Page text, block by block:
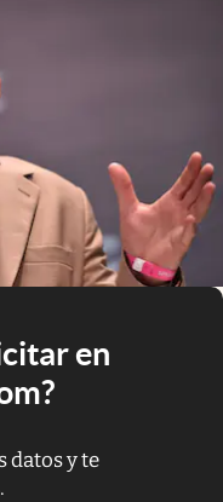
en
datos y te